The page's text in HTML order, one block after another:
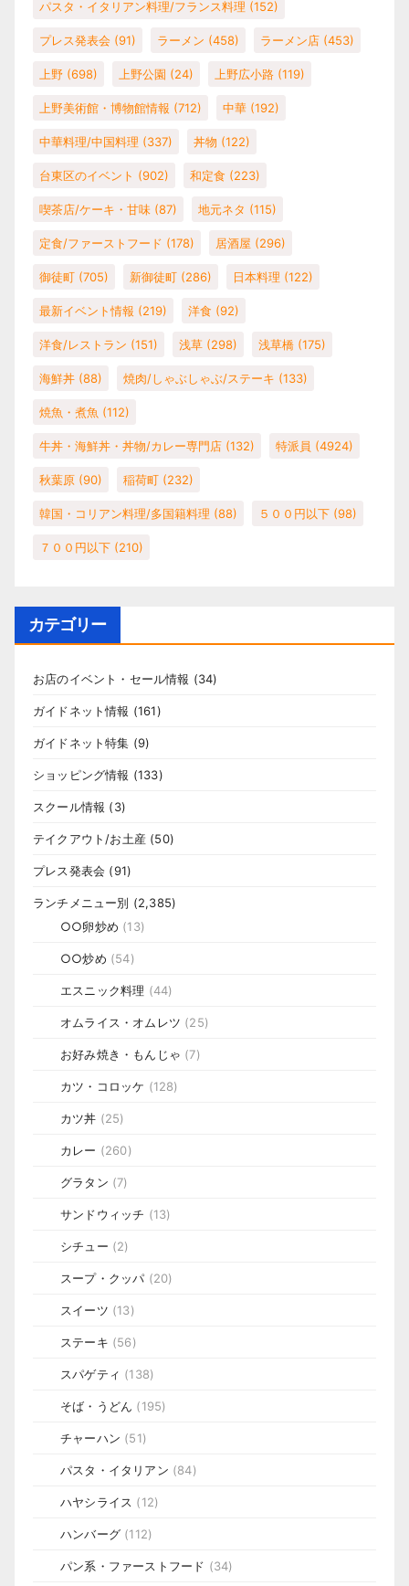
パスタ・イタリアン料理/フランス料理 (152)
プレス発表会 (91) ラーメン (458) ラーメン店 (453)
上野 (698) 上野公園 (24) 上野広小路 (119)
上野美術館・博物館情報 (712) 中華 (192)
中華料理/中国料理 (337) 丼物 (122)
台東区のイベント (902) 和定食 (223)
喫茶店/ケーキ・甘味 (87) 地元ネタ (115)
定食/ファーストフード (178) 居酒屋 (296)
御徒町 (705) 新御徒町 (286) 日本料理 (122)
最新イベント情報 (219) 洋食 (92)
洋食/レストラン (151) 浅草 (298) 浅草橋 (175)
海鮮丼 (88) 焼肉/しゃぶしゃぶ/ステーキ (133)
焼魚・煮魚 (112)
牛丼・海鮮丼・丼物/カレー専門店 (132) 特派員 (4924)
秋葉原 (90) 稲荷町 (232)
韓国・コリアン料理/多国籍料理 (88) ５００円以下 (98)
７００円以下 (210)
カテゴリー
お店のイベント・セール情報 (34)
ガイドネット情報 (161)
ガイドネット特集 (9)
ショッピング情報 (133)
スクール情報 (3)
テイクアウト/お土産 (50)
プレス発表会 (91)
ランチメニュー別 (2,385)
○○卵炒め (13)
○○炒め (54)
エスニック料理 (44)
オムライス・オムレツ (25)
お好み焼き・もんじゃ (7)
カツ・コロッケ (128)
カツ丼 (25)
カレー (260)
グラタン (7)
サンドウィッチ (13)
シチュー (2)
スープ・クッパ (20)
スイーツ (13)
ステーキ (56)
スパゲティ (138)
そば・うどん (195)
チャーハン (51)
パスタ・イタリアン (84)
ハヤシライス (12)
ハンバーグ (112)
パン系・ファーストフード (34)